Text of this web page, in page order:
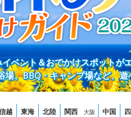
ベント＆おでかけスポットが
、BBQ・キャンプ場など、
越 東海 北陸 関西 大阪 中国